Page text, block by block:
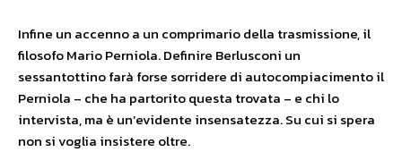
Infine un accenno a un comprimario della trasmissione, il
filosofo Mario Perniola. Definire Berlusconi un
sessantottino farà forse sorridere di autocompiacimento il
Perniola – che ha partorito questa trovata – e chi lo
intervista, ma è un’evidente insensatezza. Su cui si spera
non si voglia insistere oltre.